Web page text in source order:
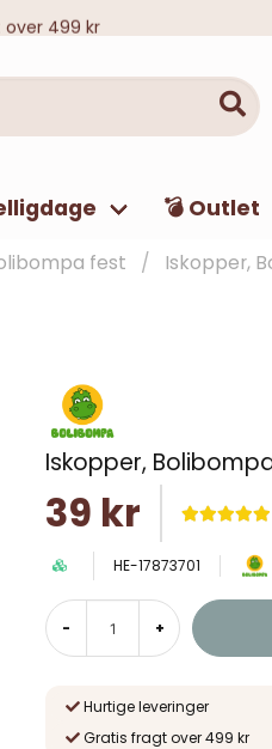
499 kr
💣 Outlet
fest Iskopper,
Iskopper,
39 kr
HE-17873701
- +
Hurtige leveringer
Gratis fragt over 499 kr